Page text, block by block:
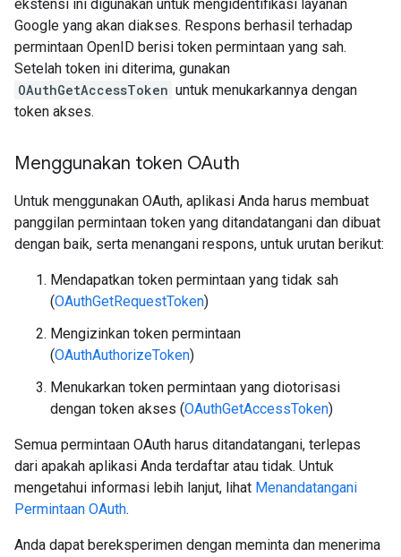
ekstensi ini digunakan untuk mengidentifikasi layanan
Google yang akan diakses. Respons berhasil terhadap
permintaan OpenID berisi token permintaan yang sah.
Setelah token ini diterima, gunakan
OAuthGetAccessToken untuk menukarkannya dengan
token akses.
Menggunakan token OAuth
Untuk menggunakan OAuth, aplikasi Anda harus membuat
panggilan permintaan token yang ditandatangani dan dibuat
dengan baik, serta menangani respons, untuk urutan berikut:
Mendapatkan token permintaan yang tidak sah
(OAuthGetRequestToken)
Mengizinkan token permintaan
(OAuthAuthorizeToken)
Menukarkan token permintaan yang diotorisasi
dengan token akses (OAuthGetAccessToken)
Semua permintaan OAuth harus ditandatangani, terlepas
dari apakah aplikasi Anda terdaftar atau tidak. Untuk
mengetahui informasi lebih lanjut, lihat Menandatangani
Permintaan OAuth.
Anda dapat bereksperimen dengan meminta dan menerima